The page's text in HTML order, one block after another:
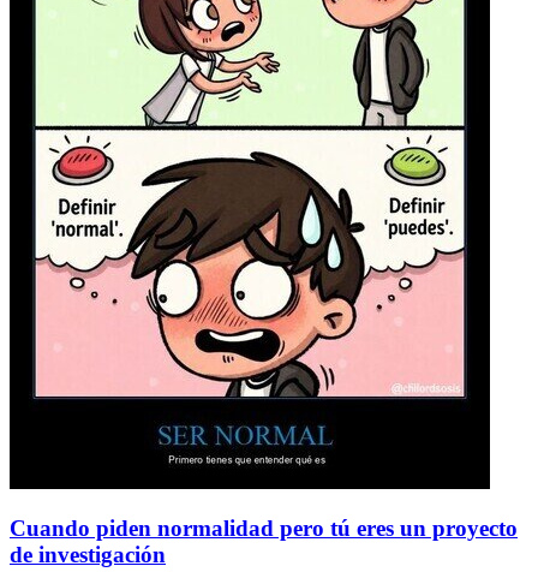
Cuando piden normalidad pero tú eres un proyecto
de investigación